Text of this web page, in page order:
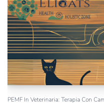
PEMF In Veterinaria: Terapia Con